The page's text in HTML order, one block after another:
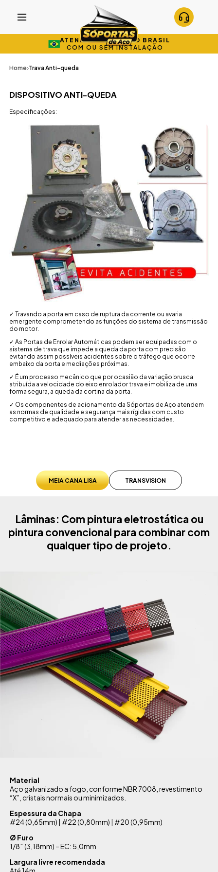
ATENDEMOS TODO O BRASIL
COM OU SEM INSTALAÇÃO
Home Trava Anti-queda
DISPOSITIVO ANTI-QUEDA
Especificações:
✓ Travando a porta em caso de ruptura da corrente ou avaria
emergente comprometendo as funções do sistema de transmissão
do motor.
✓ As Portas de Enrolar Automáticas podem ser equipadas com o
sistema de trava que impede a queda da porta com precisão
evitando assim possíveis acidentes sobre o tráfego que ocorre
embaixo da porta e mediações próximas.
✓ É um processo mecânico que por ocasião da variação brusca
atribuída a velocidade do eixo enrolador trava e imobiliza de uma
forma segura, a queda da cortina da porta.
✓ Os componentes de acionamento da Sóportas de Aço atendem
as normas de qualidade e segurança mais rígidas com custo
competitivo e adequado para atender as necessidades.
MEIA CANA LISA TRANSVISION
Lâminas: Com pintura eletrostática ou
pintura convencional para combinar com
qualquer tipo de projeto.
Material
Aço galvanizado a fogo, conforme NBR 7008, revestimento
“X”, cristais normais ou minimizados.
Espessura da Chapa
#24 (0,65mm) | #22 (0,80mm) | #20 (0,95mm)
Ø Furo
1/8″ (3,18mm) – EC: 5,0mm
Largura livre recomendada